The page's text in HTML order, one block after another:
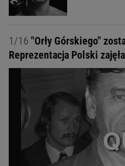
1/16 "Orły Górskiego"
Reprezentacja Polski